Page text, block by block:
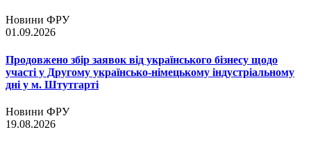
Новини ФРУ
01.09.2026
Продовжено збір заявок від українського бізнесу щодо
участі у Другому українсько-німецькому індустріальному
дні у м. Штутгарті
Новини ФРУ
19.08.2026